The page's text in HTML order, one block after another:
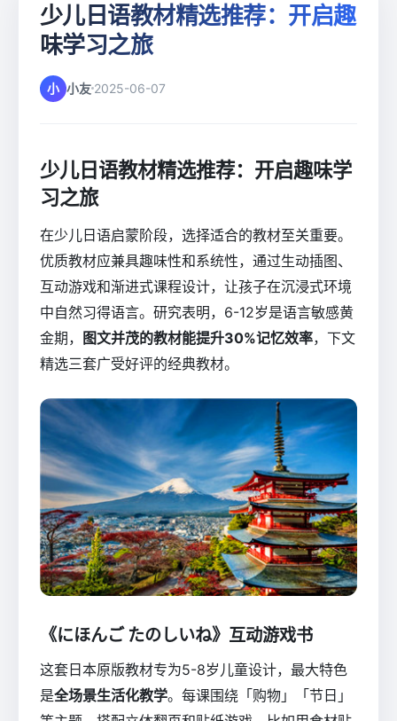
少儿日语教材精选推荐：开启趣
味学习之旅
小 小友 2025-06-07
少儿日语教材精选推荐：开启趣味学
习之旅
在少儿日语启蒙阶段，选择适合的教材至关重要。
优质教材应兼具趣味性和系统性，通过生动插图、
互动游戏和渐进式课程设计，让孩子在沉浸式环境
中自然习得语言。研究表明，6-12岁是语言敏感黄
金期，
图文并茂的教材能提升30%记忆效率，下文
精选三套广受好评的经典教材。
《にほんご たのしいね》互动游戏书
这套日本原版教材专为5-8岁儿童设计，最大特色
是全场景生活化教学。每课围绕「购物」「节日」